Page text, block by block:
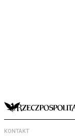
KONTAKT